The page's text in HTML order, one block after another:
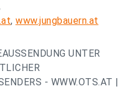
, www.jungbauern.at
UNTER
- WWW.OTS.AT |